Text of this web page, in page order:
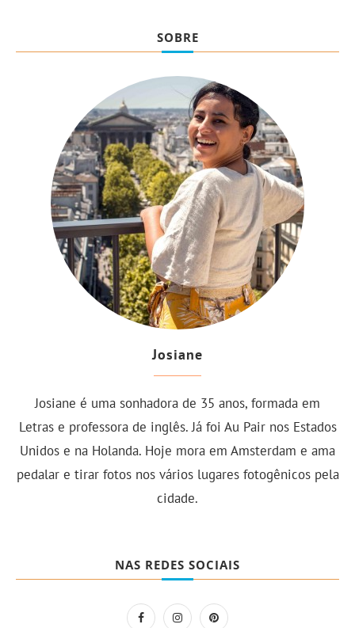
SOBRE
Josiane
Josiane é uma sonhadora de 35 anos, formada em
Letras e professora de inglês. Já foi Au Pair nos Estados
Unidos e na Holanda. Hoje mora em Amsterdam e ama
pedalar e tirar fotos nos vários lugares fotogênicos pela
cidade.
NAS REDES SOCIAIS